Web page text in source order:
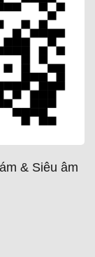
& Siêu âm